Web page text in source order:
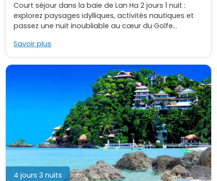
Court séjour dans la baie de Lan Ha 2 jours 1 nuit :
explorez paysages idylliques, activités nautiques et
passez une nuit inoubliable au cœur du Golfe...
Savoir plus
4 jours 3 nuits